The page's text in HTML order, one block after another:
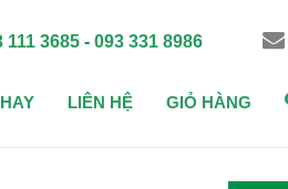
111 3685- 093 331 8986
LIÊN HỆ GIỎ HÀNG